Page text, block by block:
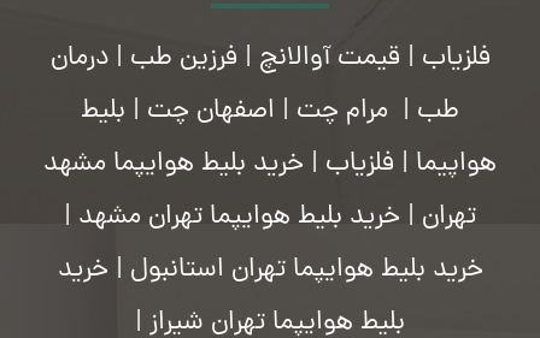
فلزیاب | قیمت آوالانچ | فرزین طب |درمان
طب | مرام چت | اصفهان چت | بلیط
هواپیما | فلزیاب | خرید بلیط هوایپما مشهد
تهران | خرید بلیط هوایپما تهران مشهد |
خرید بلیط هوایپما تهران استانبول | خرید
بلیط هوایپما تهران شیراز |